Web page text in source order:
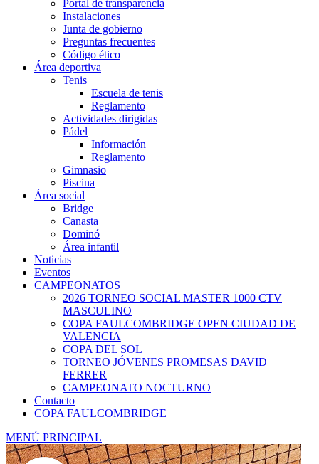
Portal de transparencia
Instalaciones
Junta de gobierno
Preguntas frecuentes
Código ético
Área deportiva
Tenis
Escuela de tenis
Reglamento
Actividades dirigidas
Pádel
Información
Reglamento
Gimnasio
Piscina
Área social
Bridge
Canasta
Dominó
Área infantil
Noticias
Eventos
CAMPEONATOS
2026 TORNEO SOCIAL MASTER 1000 CTV
MASCULINO
COPA FAULCOMBRIDGE OPEN CIUDAD DE
VALENCIA
COPA DEL SOL
TORNEO JÓVENES PROMESAS DAVID
FERRER
CAMPEONATO NOCTURNO
Contacto
COPA FAULCOMBRIDGE
MENÚ PRINCIPAL